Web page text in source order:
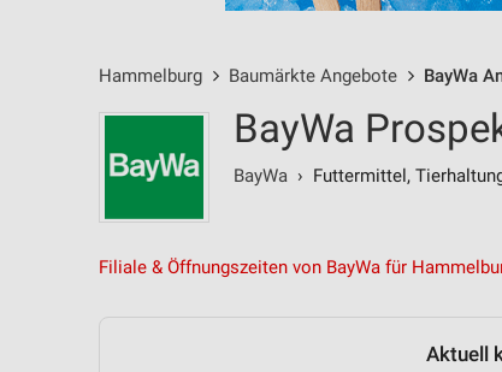
Hammelburg Baumärkte Angebote BayWa
BayWa
BayWa › Futtermittel,
Filiale & Öffnungszeiten von BayWa für
Aktuell